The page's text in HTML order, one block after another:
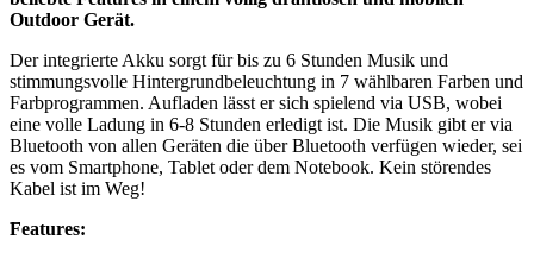
Outdoor Gerät.
Der integrierte Akku sorgt für bis zu 6 Stunden Musik und
stimmungsvolle Hintergrundbeleuchtung in 7 wählbaren Farben und
Farbprogrammen. Aufladen lässt er sich spielend via USB, wobei
eine volle Ladung in 6-8 Stunden erledigt ist. Die Musik gibt er via
Bluetooth von allen Geräten die über Bluetooth verfügen wieder, sei
es vom Smartphone, Tablet oder dem Notebook. Kein störendes
Kabel ist im Weg!
Features: